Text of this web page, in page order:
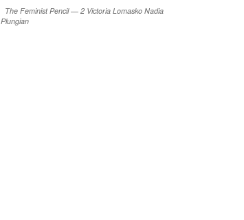
The Feminist Pencil — 2 Victoria Lomasko Nadia
Plungian